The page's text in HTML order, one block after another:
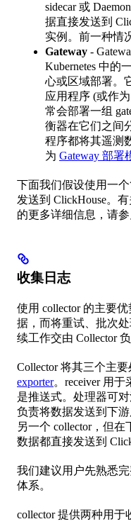
sidecar 或
据直接发送到
实例。前一种情
Gateway -
Kubernetes 中的
心或区域部署。
应用程序 (或作
常会部署一组
衡器在它们之间
程序都将其遥测
为 Gateway 部署
下面我们假设使用一个
发送到 ClickHouse。
的更多详细信息，请
收集日志
使用 collector 的主要
据，而将重试、批次
续工作交由 Collector 负
Collector 将其三个主
exporter。receiver 用
是推送式。处理器可
负责将数据发送到下
另一个 collector，但
数据都直接发送到
我们建议用户先熟悉完
体系。
collector 提供两种用于